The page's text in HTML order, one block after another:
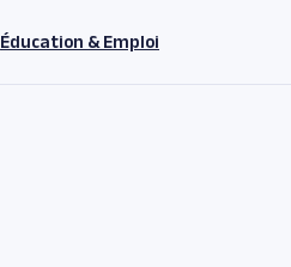
Éducation & Emploi